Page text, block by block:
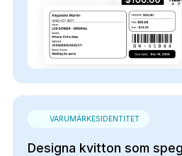
VARUMÄRKESIDENTITET
Designa kvitton som